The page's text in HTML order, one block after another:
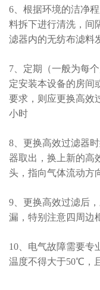
6、根据环境的洁净
料拆下进行清洗，间
滤器内的无纺布滤料
7、定期（一般为每
定安装本设备的房间
要求，则应更换高效
小时
8、更换高效过滤器
器取出，换上新的高
头，指向气体流动方
9、更换高效过滤后
漏，特别注意四周边
10、电气故障需要专
温度不得大于50℃，